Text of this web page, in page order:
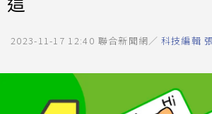
2023-11-17 12:40 聯合新聞網／ 科技編輯